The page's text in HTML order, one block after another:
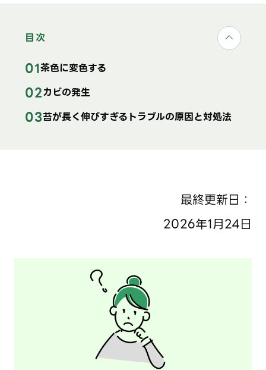
目次
茶色に変色する
カビの発生
苔が長く伸びすぎるトラブルの原因と対処法
最終更新日：
2026年1月24日